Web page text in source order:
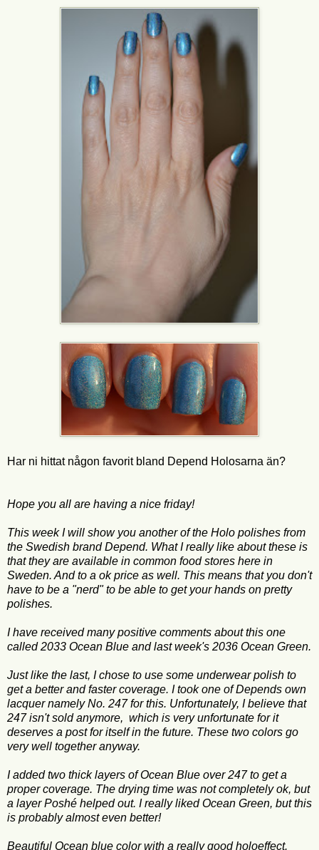
Har ni hittat någon favorit bland Depend Holosarna än?
Hope you all are having a nice friday!
This week I will show you another of the Holo polishes from
the Swedish brand Depend. What I really like about these is
that they are available in common food stores here in
Sweden. And to a ok price as well. This means that you don't
have to be a "nerd" to be able to get your hands on pretty
polishes.
I have received many positive comments about this one
called 2033 Ocean Blue and last week's 2036 Ocean Green.
Just like the last, I chose to use some underwear polish to
get a better and faster coverage. I took one of Depends own
lacquer namely No. 247 for this. Unfortunately, I believe that
247 isn't sold anymore, which is very unfortunate for it
deserves a post for itself in the future. These two colors go
very well together anyway.
I added two thick layers of Ocean Blue over 247 to get a
proper coverage. The drying time was not completely ok, but
a layer Poshé helpedout. I really liked Ocean Green, but this
is probably almost even better!
Beautiful Ocean blue color with a really good holoeffect.